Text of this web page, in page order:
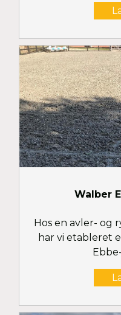
Walber
Hos en avler- og
har vi etableret